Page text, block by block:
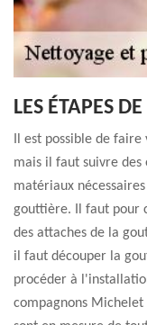
LES ÉTAPES
Il est possible de
mais il faut suivre des
matériaux
gouttière. Il faut pour
des attaches de la
il faut découper la
procéder à
compagnons Michelet